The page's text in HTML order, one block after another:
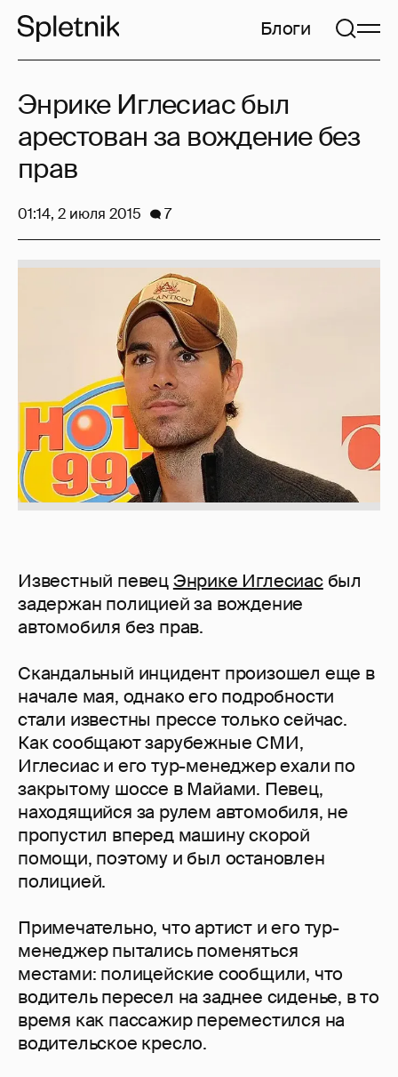
Блоги
Известный певецЭнрике Иглесиасбыл
задержан полицией за вождение
автомобиля без прав.
Скандальный инцидент произошел еще в
начале мая, однако его подробности
стали известны прессе только сейчас.
Как сообщают зарубежные СМИ,
Иглесиас и его тур-менеджер ехали по
закрытому шоссе в Майами. Певец,
находящийся за рулем автомобиля, не
пропустил вперед машину скорой
помощи, поэтому и был остановлен
полицией.
Примечательно, что артист и его тур-
менеджер пытались поменяться
местами: полицейские сообщили, что
водитель пересел на заднее сиденье, в то
время как пассажир переместился на
водительское кресло.
Энрике Иглесиас был
арестован за вождение без
прав
01:14, 2 июля 2015 7